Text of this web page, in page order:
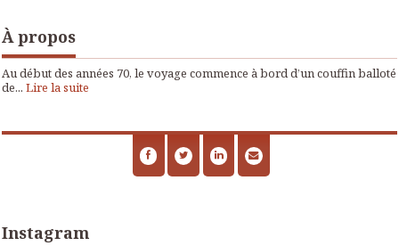
À propos
Au début des années 70, le voyage commence à bord d’un couffin balloté
de... Lire la suite
Instagram